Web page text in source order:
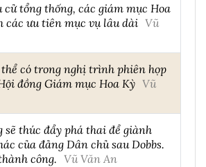
cử tổng thống, các giám mục Hoa
các ưu tiên mục vụ lâu dài Vũ
thể có trong nghị trình phiên họp
đồng Giám mục Hoa Kỳ Vũ
sẽ thúc đẩy phá thai để giành
của đảng Dân chủ sau Dobbs.
công. Vũ Văn An